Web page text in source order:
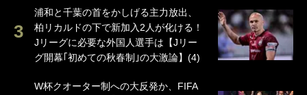
浦和と千葉の首をかしげる主力放出、
柏リカルドの下で新加入2人が化ける！
Jリーグに必要な外国人選手は【Jリー
グ開幕｢初めての秋春制｣の大激論】(4)
W杯クオーター制への大反発か、FIFA